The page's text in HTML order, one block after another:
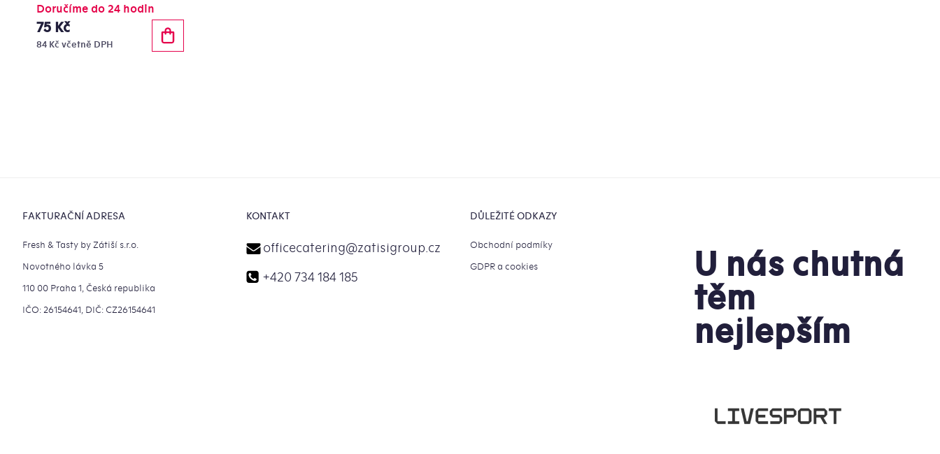
130g
Doručíme do 24 hodin
84 Kč včetně DPH
75 Kč
FAKTURAČNÍ ADRESA
Fresh & Tasty by Zátiší s.r.o.
Novotného lávka 5
110 00 Praha 1, Česká republika
IČO: 26154641, DIČ: CZ26154641
KONTAKT
officecatering@zatisigroup.cz
+420 734 184 185
DŮLEŽITÉ ODKAZY
Obchodní podmíky
GDPR a cookies
U nás chutná
těm
nejlepším